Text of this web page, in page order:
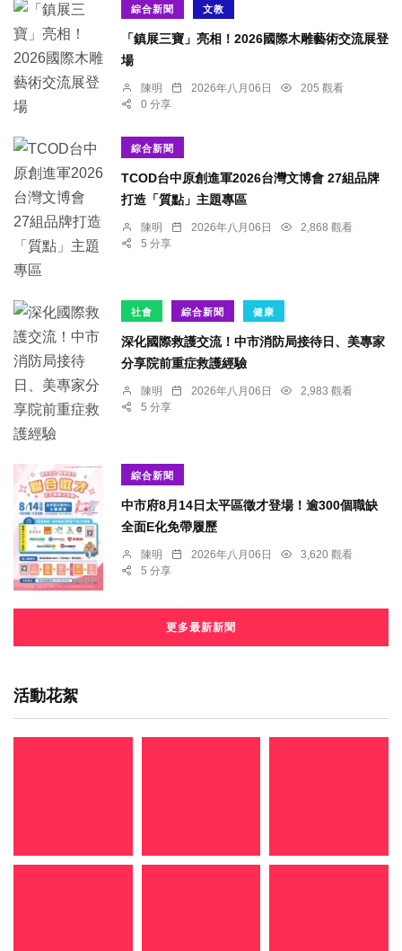
綜合新聞 文教
「鎮展三寶」亮相！2026國際木雕藝術交流展登
場
陳明 2026年八月06日
205 觀看
0 分享
綜合新聞
TCOD台中原創進軍2026台灣文博會 27組品牌
打造「質點」主題專區
陳明 2026年八月06日
2,868 觀看
5 分享
社會 綜合新聞 健康
深化國際救護交流！中市消防局接待日、美專家
分享院前重症救護經驗
陳明 2026年八月06日
2,983 觀看
5 分享
綜合新聞
中市府8月14日太平區徵才登場！逾300個職缺
全面E化免帶履歷
陳明 2026年八月06日
3,620 觀看
5 分享
更多最新新聞
活動花絮